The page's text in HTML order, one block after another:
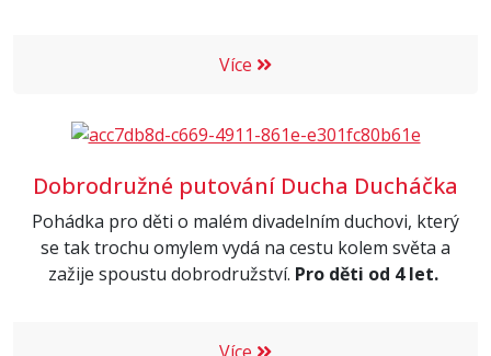
Více
Dobrodružné putování Ducha Ducháčka
Pohádka pro děti o malém divadelním duchovi, který
se tak trochu omylem vydá na cestu kolem světa a
zažije spoustu dobrodružství. Pro děti od 4 let.
Více